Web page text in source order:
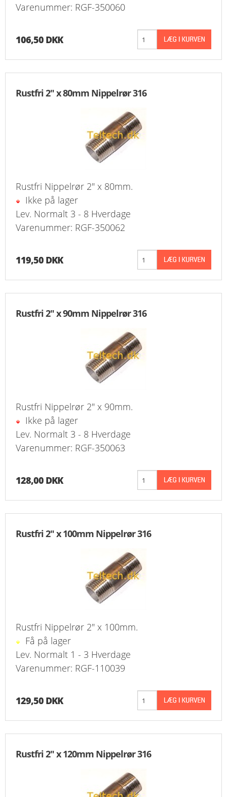
Varenummer: RGF-350060
106,50 DKK
Rustfri 2" x 80mm Nippelrør 316
Rustfri Nippelrør 2" x 80mm.
Ikke på lager
Lev. Normalt 3 - 8 Hverdage
Varenummer: RGF-350062
119,50 DKK
Rustfri 2" x 90mm Nippelrør 316
Rustfri Nippelrør 2" x 90mm.
Ikke på lager
Lev. Normalt 3 - 8 Hverdage
Varenummer: RGF-350063
128,00 DKK
Rustfri 2" x 100mm Nippelrør 316
Rustfri Nippelrør 2" x 100mm.
Få på lager
Lev. Normalt 1 - 3 Hverdage
Varenummer: RGF-110039
129,50 DKK
Rustfri 2" x 120mm Nippelrør 316